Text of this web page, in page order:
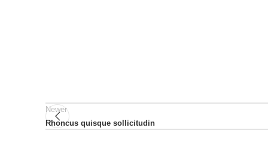
Newer
Rhoncus quisque sollicitudin